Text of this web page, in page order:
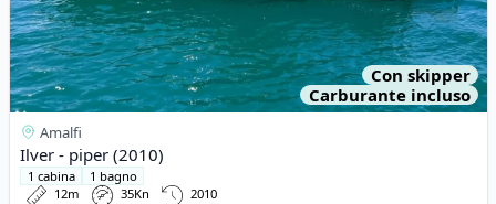
Con skipper
Carburante incluso
Amalfi
Ilver - piper (2010)
1 cabina
1 bagno
12m
35Kn 2010